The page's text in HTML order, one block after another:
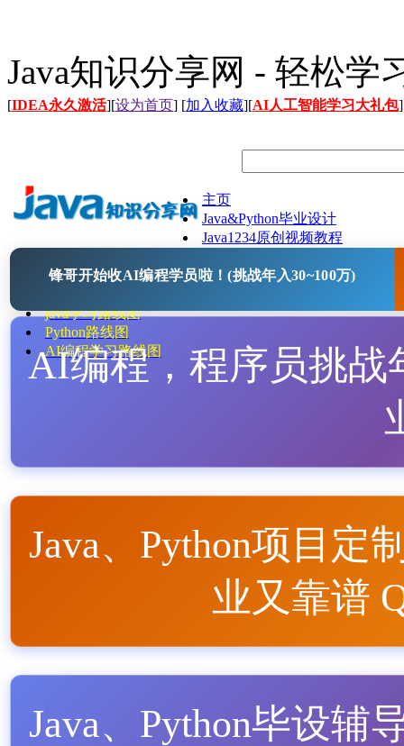
Java知识分享网 - 轻松学
[IDEA永久激活][设为首页] [加入收藏][AI人工智能学习大礼包]
主页
Java&Python毕业设计
Java1234原创视频教程
Java开源项目
java学习路线图
Python路线图
AI编程学习路线图
锋哥开始收AI编程学员啦！(挑战年入30~100万)
AI编程，程序员挑战
Java、Python项目定
业又靠谱
Java、Python毕设辅